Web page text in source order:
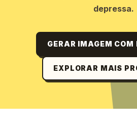
depressa.
GERAR IMAGEM COM
EXPLORAR MAIS